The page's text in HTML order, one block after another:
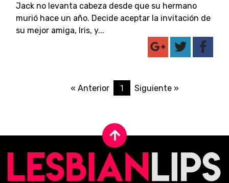
Jack no levanta cabeza desde que su hermano
murió hace un año. Decide aceptar la invitación de
su mejor amiga, Iris, y...
« Anterior 1 Siguiente »